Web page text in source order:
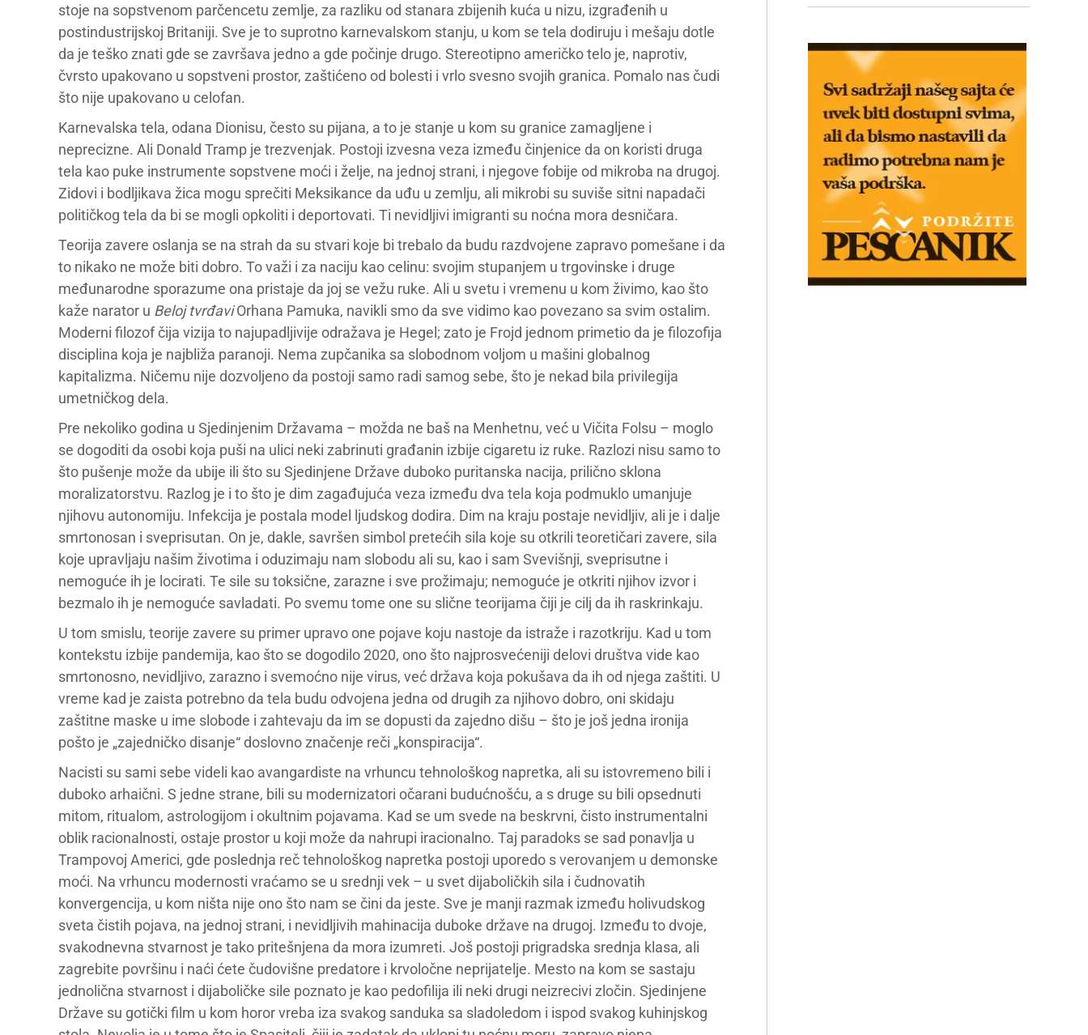
stoje na sopstvenom parčencetu zemlje, za razliku od stanara zbijenih kuća u nizu, izgrađenih u
postindustrijskoj Britaniji. Sve je to suprotno karnevalskom stanju, u kom se tela dodiruju i mešaju dotle
da je teško znati gde se završava jedno a gde počinje drugo. Stereotipno američko telo je, naprotiv,
čvrsto upakovano u sopstveni prostor, zaštićeno od bolesti i vrlo svesno svojih granica. Pomalo nas čudi
što nije upakovano u celofan.
Karnevalska tela, odana Dionisu, često su pijana, a to je stanje u kom su granice zamagljene i
neprecizne. Ali Donald Tramp je trezvenjak. Postoji izvesna veza između činjenice da on koristi druga
tela kao puke instrumente sopstvene moći i želje, na jednoj strani, i njegove fobije od mikroba na drugoj.
Zidovi i bodljikava žica mogu sprečiti Meksikance da uđu u zemlju, ali mikrobi su suviše sitni napadači
političkog tela da bi se mogli opkoliti i deportovati. Ti nevidljivi imigranti su noćna mora desničara.
Teorija zavere oslanja se na strah da su stvari koje bi trebalo da budu razdvojene zapravo pomešane i da
to nikako ne može biti dobro. To važi i za naciju kao celinu: svojim stupanjem u trgovinske i druge
međunarodne sporazume ona pristaje da joj se vežu ruke. Ali u svetu i vremenu u kom živimo, kao što
kaže narator u Beloj tvrđaviOrhana Pamuka, navikli smo da sve vidimo kao povezano sa svim ostalim.
Moderni filozof čija vizija to najupadljivije odražava je Hegel; zato je Frojd jednom primetio da je filozofija
disciplina koja je najbliža paranoji. Nema zupčanika sa slobodnom voljom u mašini globalnog
kapitalizma. Ničemu nije dozvoljeno da postoji samo radi samog sebe, što je nekad bila privilegija
umetničkog dela.
Pre nekoliko godina u Sjedinjenim Državama – možda ne baš na Menhetnu, već u Vičita Folsu – moglo
se dogoditi da osobi koja puši na ulici neki zabrinuti građanin izbije cigaretu iz ruke. Razlozi nisu samo to
što pušenje može da ubije ili što su Sjedinjene Države duboko puritanska nacija, prilično sklona
moralizatorstvu. Razlog je i to što je dim zagađujuća veza između dva tela koja podmuklo umanjuje
njihovu autonomiju. Infekcija je postala model ljudskog dodira. Dim na kraju postaje nevidljiv, ali je i dalje
smrtonosan i sveprisutan. On je, dakle, savršen simbol pretećih sila koje su otkrili teoretičari zavere, sila
koje upravljaju našim životima i oduzimaju nam slobodu ali su, kao i sam Svevišnji, sveprisutne i
nemoguće ih je locirati. Te sile su toksične, zarazne i sve prožimaju; nemoguće je otkriti njihov izvor i
bezmalo ih je nemoguće savladati. Po svemu tome one su slične teorijama čiji je cilj da ih raskrinkaju.
U tom smislu, teorije zavere su primer upravo one pojave koju nastoje da istraže i razotkriju. Kad u tom
kontekstu izbije pandemija, kao što se dogodilo 2020, ono što najprosvećeniji delovi društva vide kao
smrtonosno, nevidljivo, zarazno i svemoćno nije virus, već država koja pokušava da ih od njega zaštiti. U
vreme kad je zaista potrebno da tela budu odvojena jedna od drugih za njihovo dobro, oni skidaju
zaštitne maske u ime slobode i zahtevaju da im se dopusti da zajedno dišu – što je još jedna ironija
pošto je „zajedničko disanje“ doslovno značenje reči „konspiracija“.
Nacisti su sami sebe videli kao avangardiste na vrhuncu tehnološkog napretka, ali su istovremeno bili i
duboko arhaični. S jedne strane, bili su modernizatori očarani budućnošću, a s druge su bili opsednuti
mitom, ritualom, astrologijom i okultnim pojavama. Kad se um svede na beskrvni, čisto instrumentalni
oblik racionalnosti, ostaje prostor u koji može da nahrupi iracionalno. Taj paradoks se sad ponavlja u
Trampovoj Americi, gde poslednja reč tehnološkog napretka postoji uporedo s verovanjem u demonske
moći. Na vrhuncu modernosti vraćamo se u srednji vek – u svet dijaboličkih sila i čudnovatih
konvergencija, u kom ništa nije ono što nam se čini da jeste. Sve je manji razmak između holivudskog
sveta čistih pojava, na jednoj strani, i nevidljivih mahinacija duboke države na drugoj. Između to dvoje,
svakodnevna stvarnost je tako pritešnjena da mora izumreti. Još postoji prigradska srednja klasa, ali
zagrebite površinu i naći ćete čudovišne predatore i krvoločne neprijatelje. Mesto na kom se sastaju
jednolična stvarnost i dijaboličke sile poznato je kao pedofilija ili neki drugi neizrecivi zločin. Sjedinjene
Države su gotički film u kom horor vreba iza svakog sanduka sa sladoledom i ispod svakog kuhinjskog